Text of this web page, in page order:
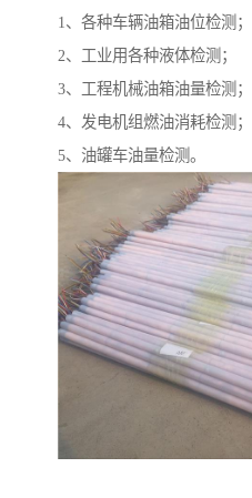
1、各种车辆油箱油位检测；
2、工业用各种液体检测；
3、工程机械油箱油量检测；
4、发电机组燃油消耗检测；
5、油罐车油量检测。